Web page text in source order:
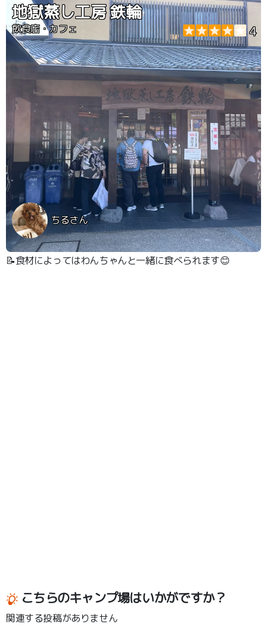
地獄蒸し工房 鉄輪
飲食店・カフェ 4
ちるさん
📝食材によってはわんちゃんと一緒に食べられます😊
こちらのキャンプ場はいかがですか？
関連する投稿がありません